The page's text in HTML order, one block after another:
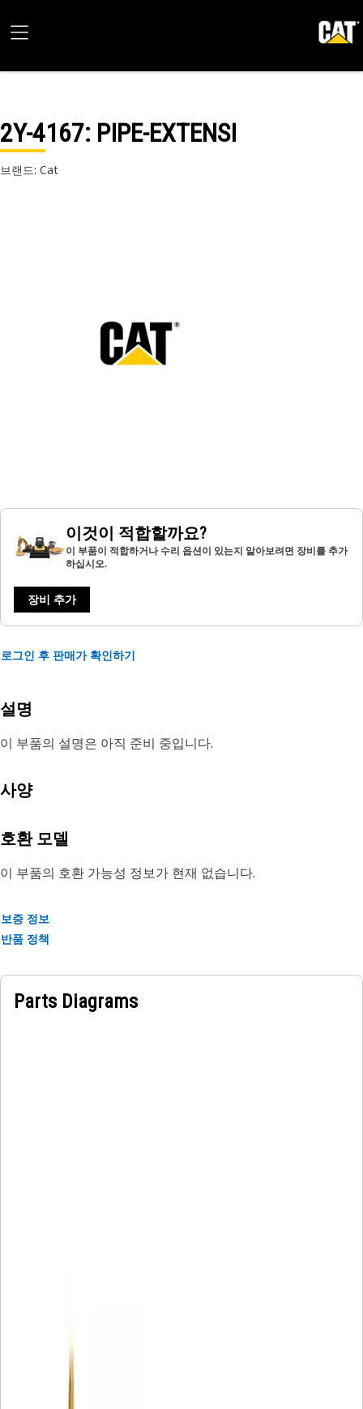
2Y-4167: PIPE-EXTENSI
브랜드: Cat
이것이 적합할까요?
이 부품이 적합하거나 수리 옵션이 있는지 알아보려면 장비를 추가
하십시오.
장비 추가
로그인 후 판매가 확인하기
설명
이 부품의 설명은 아직 준비 중입니다.
사양
호환 모델
이 부품의 호환 가능성 정보가 현재 없습니다.
보증 정보
반품 정책
Parts Diagrams